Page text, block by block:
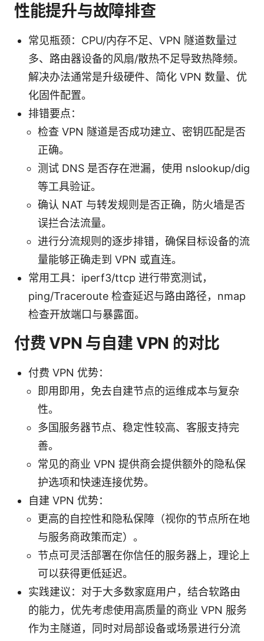
性能提升与故障排查
常见瓶颈：CPU/内存不足、VPN 隧道数量过
多、路由器设备的风扇/散热不足导致热降频。
解决办法通常是升级硬件、简化 VPN 数量、优
化固件配置。
排错要点：
检查 VPN 隧道是否成功建立、密钥匹配是否
正确。
测试 DNS 是否存在泄漏，使用 nslookup/dig
等工具验证。
确认 NAT 与转发规则是否正确，防火墙是否
误拦合法流量。
进行分流规则的逐步排错，确保目标设备的流
量能够正确走到 VPN 或直连。
常用工具：iperf3/ttcp 进行带宽测试，
ping/Traceroute 检查延迟与路由路径，nmap
检查开放端口与暴露面。
付费 VPN 与自建 VPN 的对比
付费 VPN 优势：
即用即用，免去自建节点的运维成本与复杂
性。
多国服务器节点、稳定性较高、客服支持完
善。
常见的商业 VPN 提供商会提供额外的隐私保
护选项和快速连接优势。
自建 VPN 优势：
更高的自控性和隐私保障（视你的节点所在地
与服务商政策而定）。
节点可灵活部署在你信任的服务器上，理论上
可以获得更低延迟。
实践建议：对于大多数家庭用户，结合软路由
的能力，优先考虑使用高质量的商业 VPN 服务
作为主隧道，同时对局部设备或场景进行分流